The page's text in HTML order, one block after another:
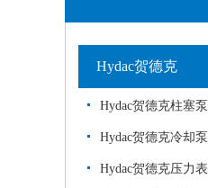
Hydac贺德克
Hydac贺德克柱塞泵
Hydac贺德克冷却泵
Hydac贺德克压力表